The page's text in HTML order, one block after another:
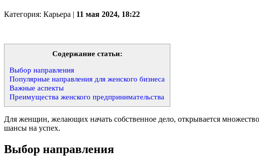
Категория: Карьера | 11 мая 2024, 18:22
Содержание статьи:
Выбор направления
Популярные направления для женского бизнеса
Важные аспекты
Преимущества женского предпринимательства
Для женщин, желающих начать собственное дело, открывается
шансы на успех.
Выбор направления